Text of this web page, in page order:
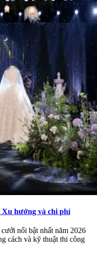
hướng và chi phí
nổi bật nhất năm 2026
cách và kỹ thuật thi công